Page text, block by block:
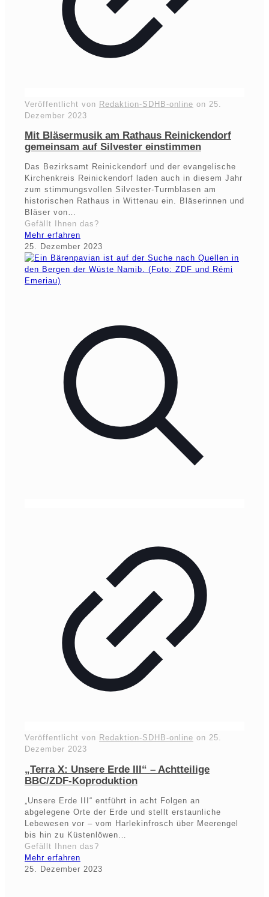
Veröffentlicht von Redaktion-SDHB-online on 25.
Dezember 2023
Mit Bläsermusik am Rathaus Reinickendorf
gemeinsam auf Silvester einstimmen
Das Bezirksamt Reinickendorf und der evangelische
Kirchenkreis Reinickendorf laden auch in diesem Jahr
zum stimmungsvollen Silvester-Turmblasen am
historischen Rathaus in Wittenau ein. Bläserinnen und
Bläser von…
Gefällt Ihnen das?
Mehr erfahren
25. Dezember 2023
Veröffentlicht von Redaktion-SDHB-online on 25.
Dezember 2023
„Terra X: Unsere Erde III“ – Achtteilige
BBC/ZDF-Koproduktion
„Unsere Erde III“ entführt in acht Folgen an
abgelegene Orte der Erde und stellt erstaunliche
Lebewesen vor – vom Harlekinfrosch über Meerengel
bis hin zu Küstenlöwen…
Gefällt Ihnen das?
Mehr erfahren
25. Dezember 2023